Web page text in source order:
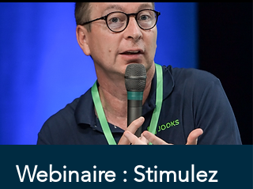
Webinaire : Stimulez